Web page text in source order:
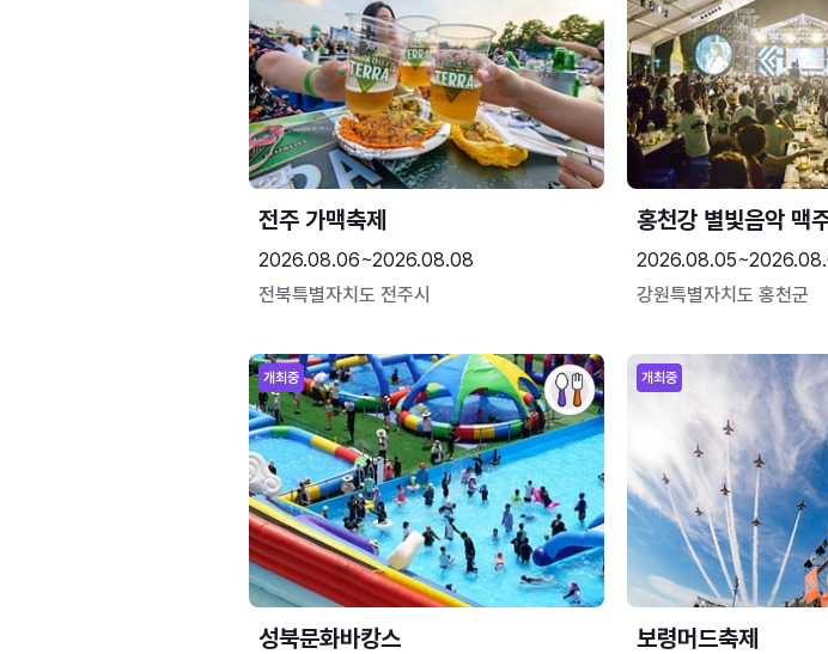
전주 가맥축제
2026.08.06~2026.08.08
전북특별자치도 전주시
홍천강 별빛음악 맥
강원특별자치도 홍천군
개최중
성북문화바캉스
개최중
보령머드축제